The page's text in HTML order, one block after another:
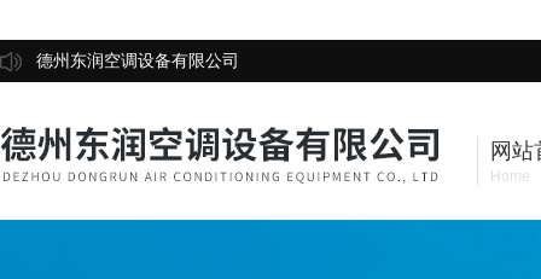
德州东润空调设备有限公司
网站
Home